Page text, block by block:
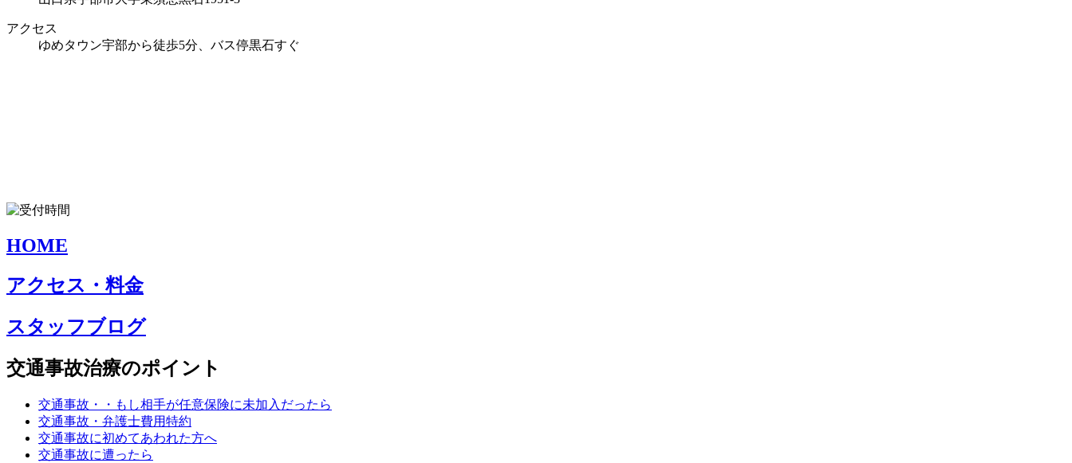
アクセス
ゆめタウン宇部から徒歩5分、バス停黒石すぐ
HOME
アクセス・料金
スタッフブログ
交通事故治療のポイント
交通事故・・もし相手が任意保険に未加入だったら
交通事故・弁護士費用特約
交通事故に初めてあわれた方へ
交通事故に遭ったら